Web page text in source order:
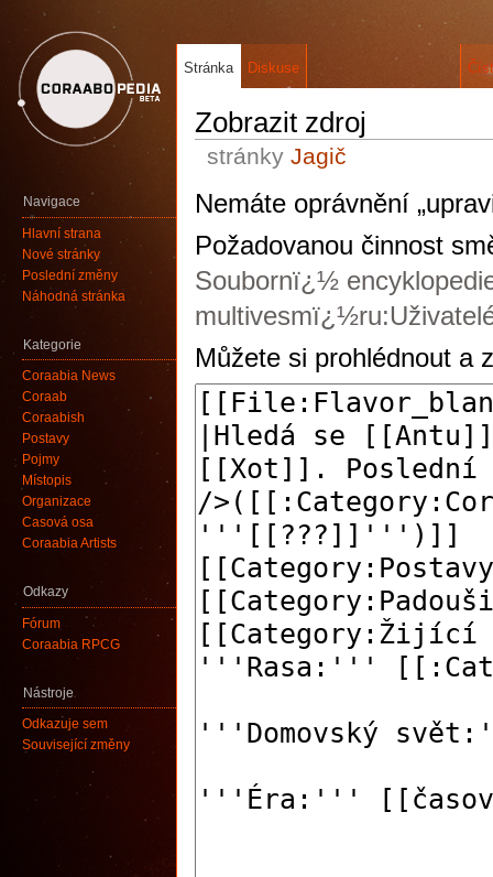
Zobrazit zdroj
stránky Jagič
Nemáte oprávnění
Požadovanou činnost
Soubornï¿½
Můžete si prohlédnout a
Stránka Diskuse
Navigace
Hlavní strana
Nové stránky
Poslední změny
Náhodná stránka
Kategorie
Coraabia News
Coraab
Coraabish
Postavy
Pojmy
Místopis
Organizace
Časová osa
Coraabia Artists
Odkazy
Fórum
Coraabia RPCG
Nástroje
Odkazuje sem
Související změny